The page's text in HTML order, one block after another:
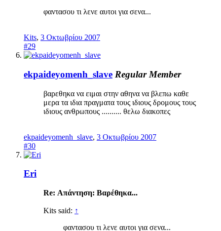
φαντασου τι λενε αυτοι για σενα...
Kits, 3 Οκτωβρίου 2007
#29
ekpaideyomenh_slave Regular Member
βαρεθηκα να ειμαι στην αθηνα να βλεπω καθε
μερα τα ιδια πραγματα τους ιδιους δρομους τους
ιδιους ανθρωπους .......... θελω διακοπες
ekpaideyomenh_slave, 3 Οκτωβρίου 2007
#30
Eri
Re: Απάντηση: Βαρέθηκα...
Kits said: ↑
φαντασου τι λενε αυτοι για σενα...